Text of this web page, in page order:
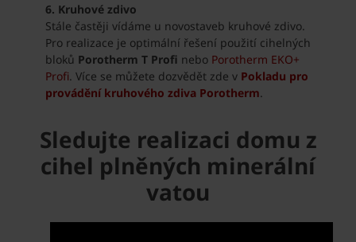
6. Kruhové zdivo
Stále častěji vídáme u novostaveb kruhové zdivo.
Pro realizace je optimální řešení použití cihelných
bloků Porotherm T Profi nebo Porotherm EKO+
Profi. Více se můžete dozvědět zde v Pokladu pro
provádění kruhového zdiva Porotherm.
Sledujte realizaci domu z
cihel plněných minerální
vatou